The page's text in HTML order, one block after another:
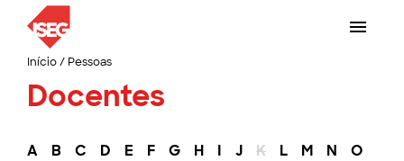
Início/ Pessoas
Docentes
A B C D E F G H I J K L M N O